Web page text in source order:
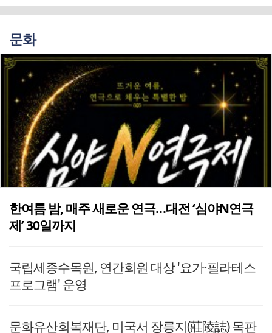
문화
한여름 밤, 매주 새로운 연극…대전 ‘심야N연극
제’ 30일까지
국립세종수목원, 연간회원 대상 '요가·필라테스
프로그램' 운영
문화유산회복재단, 미국서 장릉지(莊陵誌) 목판